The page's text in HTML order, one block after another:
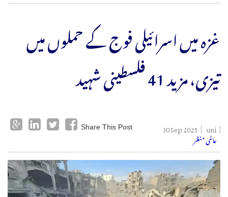
غزہ میں اسرائیلی فوج کے حملوں میں
تیزی، مزید 41 فلسطینی شہید
Share This Post 30 Sep 2025 uni
عالمی منظر